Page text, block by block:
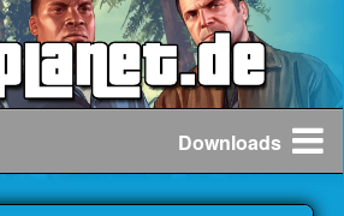
Downloads